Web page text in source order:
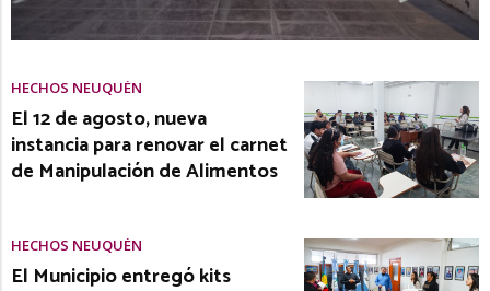
HECHOS NEUQUÉN
El 12 de agosto, nueva
instancia para renovar el carnet
de Manipulación de Alimentos
HECHOS NEUQUÉN
El Municipio entregó kits